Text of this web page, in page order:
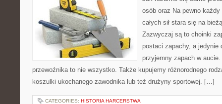
osób oraz Na pewno
całych sił stara się na
Zazwyczaj są to choinki
postaci zapachy, a jedynie
przyjemny zapach w
przewoźnika to nie wszystko. Także kupujemy różnorodnego
koszulki ukochanego zawodnika lub też drużyny sportowej. […]
CATEGORIES: HISTORIA HARCERSTWA